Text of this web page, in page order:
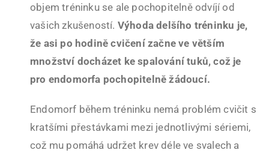
objem tréninku se ale pochopitelně odvíjí od
vašich zkušeností. Výhoda delšího tréninku je,
že asi po hodině cvičení začne ve větším
množství docházet ke spalování tuků, což je
pro endomorfa pochopitelně žádoucí.
Endomorf během tréninku nemá problém cvičit s
kratšími přestávkami mezi jednotlivými sériemi,
což mu pomáhá udržet krev déle ve svalech a